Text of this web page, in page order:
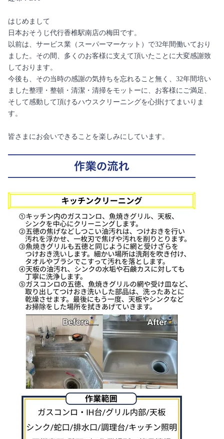
はじめまして
日本おそうじ代行香椎駅南店の梅田です。
以前は、サービス業（スーパーマーケット）で32年間働いており
ました。その間、多くのお客様に支えて頂いたことに大変感謝致
しております。
今後も、その当時の感謝の気持ちを忘れること無く、32年間培い
ました整理・整頓・清潔・清掃をモットーに、お客様にご満足、
そして感動して頂けるハウスクリーニングを心掛けてまいりま
す。
皆さまにお会いできることを楽しみにしています。